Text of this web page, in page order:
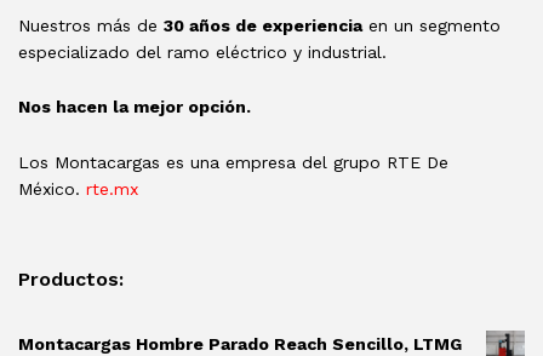
Nuestros más de 30 años de experienciaen un segmento
especializado del ramo eléctrico y industrial.
Nos hacen la mejor opción.
Los Montacargas es una empresa del grupo RTE De
México. rte.mx
Productos:
Montacargas Hombre Parado Reach Sencillo, LTMG